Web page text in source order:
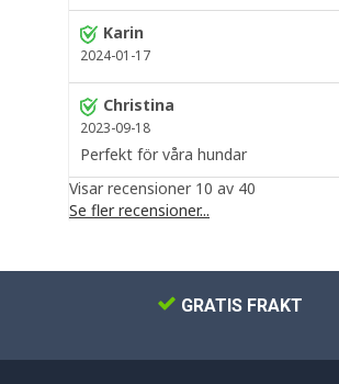
Karin
2024-01-17
Christina
2023-09-18
Perfekt för våra hundar
Visar recensioner 10 av 40
Se fler recensioner...
GRATIS FRAKT